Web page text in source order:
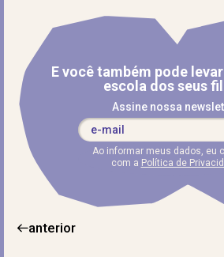
E você também pode
escola dos seus
Assine nossa
Ao informar meus dados, eu
com a Política de
anterior